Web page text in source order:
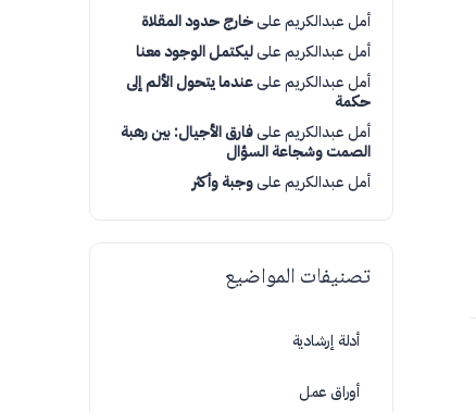
أمل عبدالكريمعلىخارج حدود المقلاة
أمل عبدالكريمعلىليكتمل الوجود معنا
أمل عبدالكريمعلىعندما يتحول الألم إلى
حكمة
أمل عبدالكريمعلىفارق الأجيال: بين رهبة
الصمت وشجاعة السؤال
أمل عبدالكريمعلىوجبة وأكثر
تصنيفات المواضيع
أدلة إرشادية
أوراق عمل